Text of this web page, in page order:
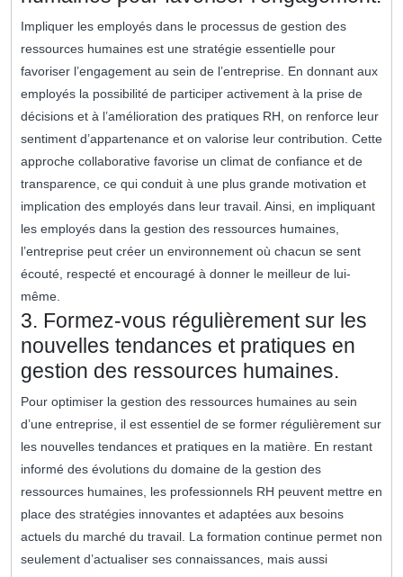
Impliquer les employés dans le processus de gestion des
ressources humaines est une stratégie essentielle pour
favoriser l’engagement au sein de l’entreprise. En donnant aux
employés la possibilité de participer activement à la prise de
décisions et à l’amélioration des pratiques RH, on renforce leur
sentiment d’appartenance et on valorise leur contribution. Cette
approche collaborative favorise un climat de confiance et de
transparence, ce qui conduit à une plus grande motivation et
implication des employés dans leur travail. Ainsi, en impliquant
les employés dans la gestion des ressources humaines,
l’entreprise peut créer un environnement où chacun se sent
écouté, respecté et encouragé à donner le meilleur de lui-
même.
3. Formez-vous régulièrement sur les
nouvelles tendances et pratiques en
gestion des ressources humaines.
Pour optimiser la gestion des ressources humaines au sein
d’une entreprise, il est essentiel de se former régulièrement sur
les nouvelles tendances et pratiques en la matière. En restant
informé des évolutions du domaine de la gestion des
ressources humaines, les professionnels RH peuvent mettre en
place des stratégies innovantes et adaptées aux besoins
actuels du marché du travail. La formation continue permet non
seulement d’actualiser ses connaissances, mais aussi